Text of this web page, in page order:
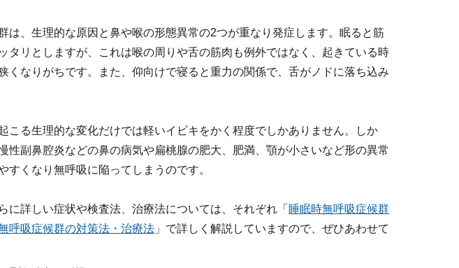
は、生理的な原因と鼻や喉の形態異常の2つが重なり発症します。眠ると筋
タリとしますが、これは喉の周りや舌の筋肉も例外ではなく、起きている時
くなりがちです。また、仰向けで寝ると重力の関係で、舌がノドに落ち込み
こる生理的な変化だけでは軽いイビキをかく程度でしかありません。しか
性副鼻腔炎などの鼻の病気や扁桃腺の肥大、肥満、顎が小さいなど形の異常
すくなり無呼吸に陥ってしまうのです。
に詳しい症状や検査法、治療法については、それぞれ「 睡眠時無呼吸症候群
呼吸症候群の対策法・治療法 」で詳しく解説していますので、ぜひあわせて